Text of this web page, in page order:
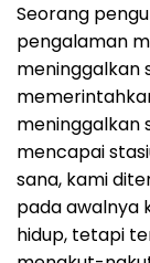
Seorang
pengalaman
meninggalkan
meninggalkan
mencapai
sana, kami
pada awalnya
hidup, tetapi